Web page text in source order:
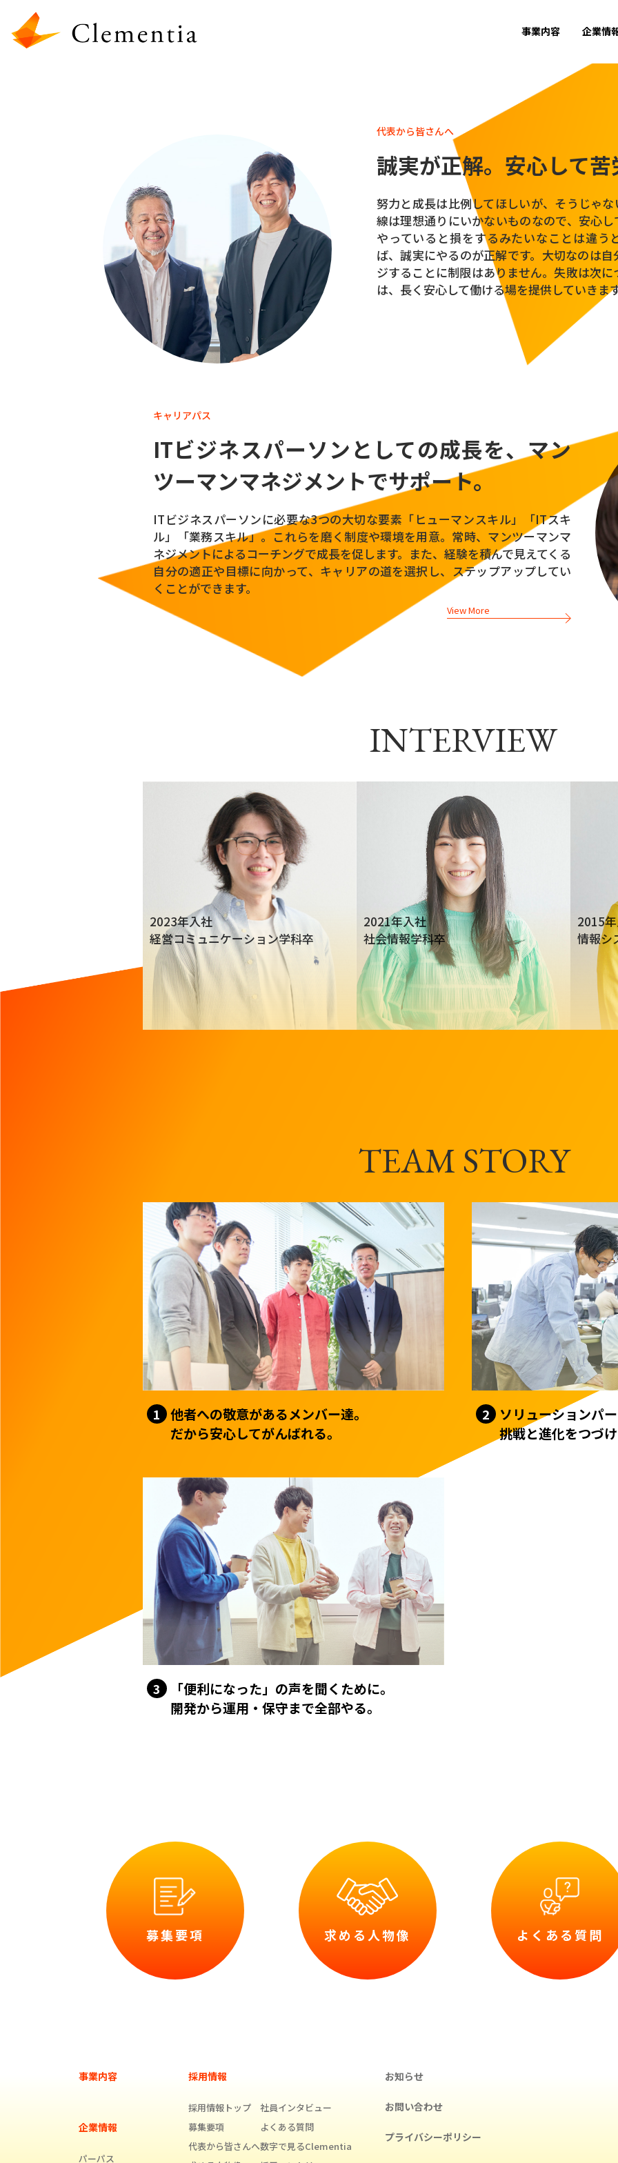
事業内容 企業情
尊重し合い
応援し合う
仲間になろう
代表から皆さんへ
誠実が正解。 安心して
努力と成長は比例してほしいが、そうじゃ
線は理想通りにいかないものなので、安心
やっていると損をするみたいなことは違う
ば、誠実にやるのが正解です。大切なのは
ジすることに制限はありません。失敗は次
は、長く安心して働ける場を提供していきま
キャリアパス
ITビジネスパーソンと しての成長を、マン
ツーマンマネジメントでサポート。
ITビジネスパーソンに必要な3つの大切な要素「ヒューマンスキル」「ITスキ
ル」「業務スキル」。これらを磨く制度や環境を用意。常時、マンツーマンマ
ネジメントによるコーチングで成長を促します。また、経験を積んで見えてくる
自分の適正や目標に向かって、キャリアの道を選択し、ステップアップしてい
くことができます。
View More
INTERVIEW
2023年入社
経営コミュニケーション学科卒
2021年入社
社会情報学科卒
2015
情報シ
TEAM STORY
1
他者への敬意があるメンバー達。
だから安心してがんばれる。
2
ソリューションパ
挑戦と進化をつづ
3
「便利になった」の声を聞くために。
開発から運用・保守まで全部やる。
募集要項 求める人物像 よくある質問
事業内容
企業情報
パーパス
採用情報
採用情報トップ
募集要項
代表から皆さんへ
社員インタビュー
よくある質問
数字で見るClementia
お知らせ
お問い合わせ
プライバシーポリシー